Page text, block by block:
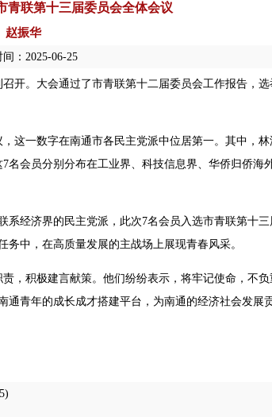
青联第十三届委员会全体会议
赵振华
：2025-06-25
开。大会通过了市青联第十二届委员会工作报告，
这一数字在南通市各民主党派中位居第一。其中，
会员分别分布在工业界、科技信息界、华侨归侨海
经济界的民主党派，此次7名会员入选市青联第十
中，在高质量发展的主战场上展现青春风采。
，积极建言献策。他们纷纷表示，将牢记使命，不
青年的成长成才搭建平台，为南通的经济社会发展